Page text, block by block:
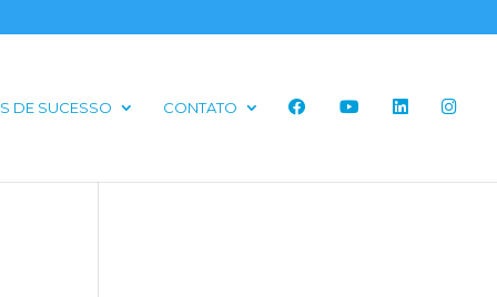
DE SUCESSO CONTATO